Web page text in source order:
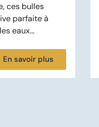
ces bulles
parfaite à
eaux...
En savoir plus